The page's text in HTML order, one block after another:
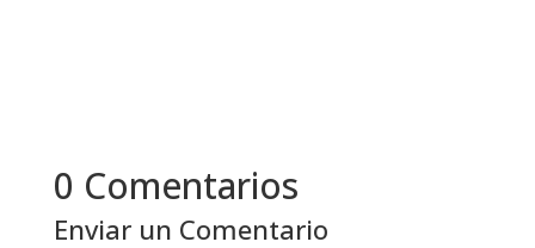
0 Comentarios
Enviar un Comentario